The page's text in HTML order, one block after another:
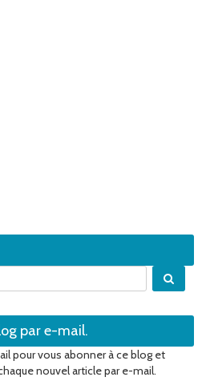
par e-mail.
pour vous abonner à ce blog et
nouvel article par e-mail.